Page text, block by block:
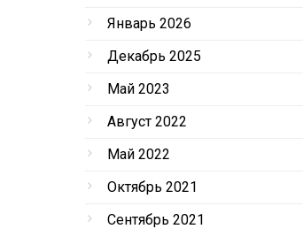
Январь 2026
Декабрь 2025
Май 2023
Август 2022
Май 2022
Октябрь 2021
Сентябрь 2021